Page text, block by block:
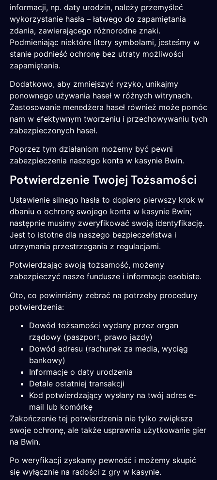
informacji, np. daty urodzin, należy przemyśleć
wykorzystanie hasła – łatwego do zapamiętania
zdania, zawierającego różnorodne znaki.
Podmieniając niektóre litery symbolami, jesteśmy w
stanie podnieść ochronę bez utraty możliwości
zapamiętania.
Dodatkowo, aby zmniejszyć ryzyko, unikajmy
ponownego używania haseł w różnych witrynach.
Zastosowanie menedżera haseł również może pomóc
nam w efektywnym tworzeniu i przechowywaniu tych
zabezpieczonych haseł.
Poprzez tym działaniom możemy być pewni
zabezpieczenia naszego konta w kasynie Bwin.
Potwierdzenie Twojej Tożsamości
Ustawienie silnego hasła to dopiero pierwszy krok w
dbaniu o ochronę swojego konta w kasynie Bwin;
następnie musimy zweryfikować swoją identyfikację.
Jest to istotne dla naszego bezpieczeństwa i
utrzymania przestrzegania z regulacjami.
Potwierdzając swoją tożsamość, możemy
zabezpieczyć nasze fundusze i informacje osobiste.
Oto, co powinniśmy zebrać na potrzeby procedury
potwierdzenia:
Dowód tożsamości wydany przez organ
rządowy (paszport, prawo jazdy)
Dowód adresu (rachunek za media, wyciąg
bankowy)
Informacje o daty urodzenia
Detale ostatniej transakcji
Kod potwierdzający wysłany na twój adres e-
mail lub komórkę
Zakończenie tej potwierdzenia nie tylko zwiększa
swoje ochronę, ale także usprawnia użytkowanie gier
na Bwin.
Po weryfikacji zyskamy pewność i możemy skupić
się wyłącznie na radości z gry w kasynie.